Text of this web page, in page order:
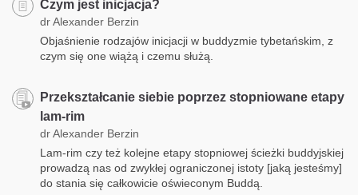
Czym jest inicjacja?
dr Alexander Berzin
Objaśnienie rodzajów inicjacji w buddyzmie tybetańskim, z
czym się one wiążą i czemu służą.
Przekształcanie siebie poprzez stopniowane etapy
lam-rim
dr Alexander Berzin
Lam-rim czy też kolejne etapy stopniowej ścieżki buddyjskiej
prowadzą nas od zwykłej ograniczonej istoty [jaką jesteśmy]
do stania się całkowicie oświeconym Buddą.